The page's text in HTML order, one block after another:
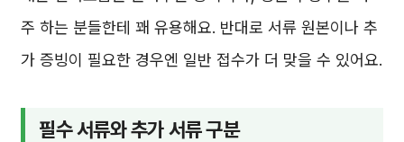
주 하는 분들한테 꽤 유용해요. 반대로 서류 원본이나 추
가 증빙이 필요한 경우엔 일반 접수가 더 맞을 수 있어요.
필수 서류와 추가 서류 구분